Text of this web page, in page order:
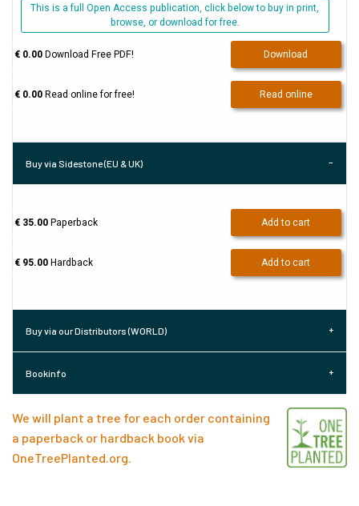
This is a full Open Access publication, click below to buy in print,
browse, or download for free.
€ 0.00Download Free PDF! Download
€ 0.00Read online for free! Read online
Buy via Sidestone (EU & UK)
€ 35.00Paperback Add to cart
€ 95.00Hardback Add to cart
Buy via our Distributors (WORLD)
Bookinfo
We will plant a tree for each order containing
a paperback or hardback book via
OneTreePlanted.org.